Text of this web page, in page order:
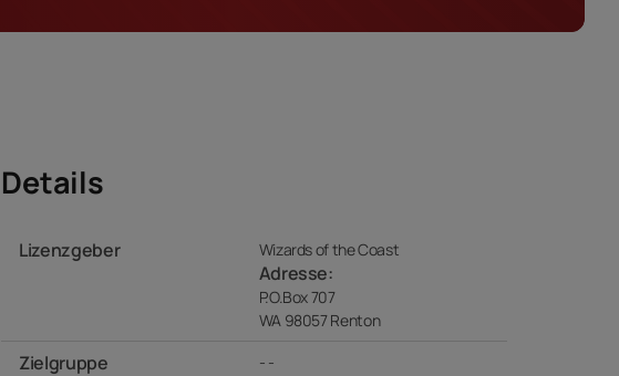
Details
Lizenzgeber Wizards of the Coast
Adresse:
P.O.Box 707
WA 98057 Renton
Zielgruppe - -